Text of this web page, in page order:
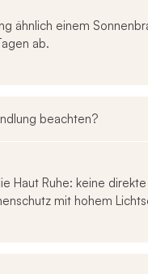
ähnlich einem
ab.
beachten?
Haut Ruhe: keine
mit hohem